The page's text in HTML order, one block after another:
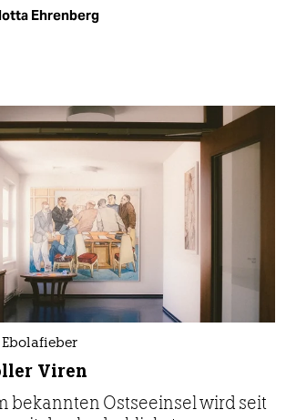
Ehrenberg
Viren
bekannten Ostseeinsel wird seit